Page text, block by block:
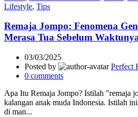
Lifestyle, Tips
Remaja Jompo: Fenomena
Merasa Tua Sebelum
03/03/2025
Posted by
Perfect
0 comments
Apa Itu Remaja Jompo? Istilah "remaja
kalangan anak muda Indonesia. Istilah
di man...